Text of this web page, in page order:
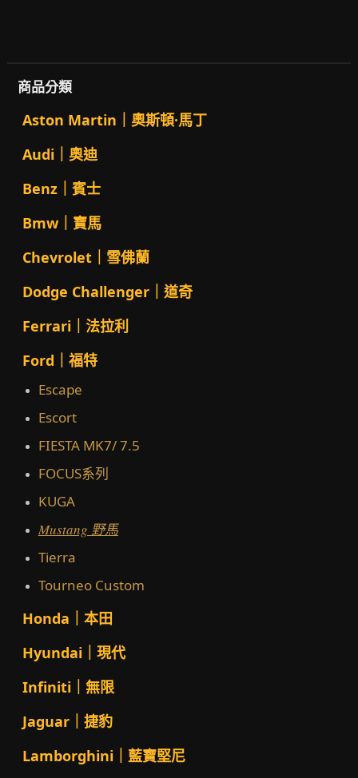
商品分類
Aston Martin｜奧斯頓·馬丁
Audi｜奧迪
Benz｜賓士
Bmw｜寶馬
Chevrolet｜雪佛蘭
Dodge Challenger｜道奇
Ferrari｜法拉利
Ford｜福特
Escape
Escort
FIESTA MK7/ 7.5
FOCUS系列
KUGA
Mustang 野馬
Tierra
Tourneo Custom
Honda｜本田
Hyundai｜現代
Infiniti｜無限
Jaguar｜捷豹
Lamborghini｜藍寶堅尼